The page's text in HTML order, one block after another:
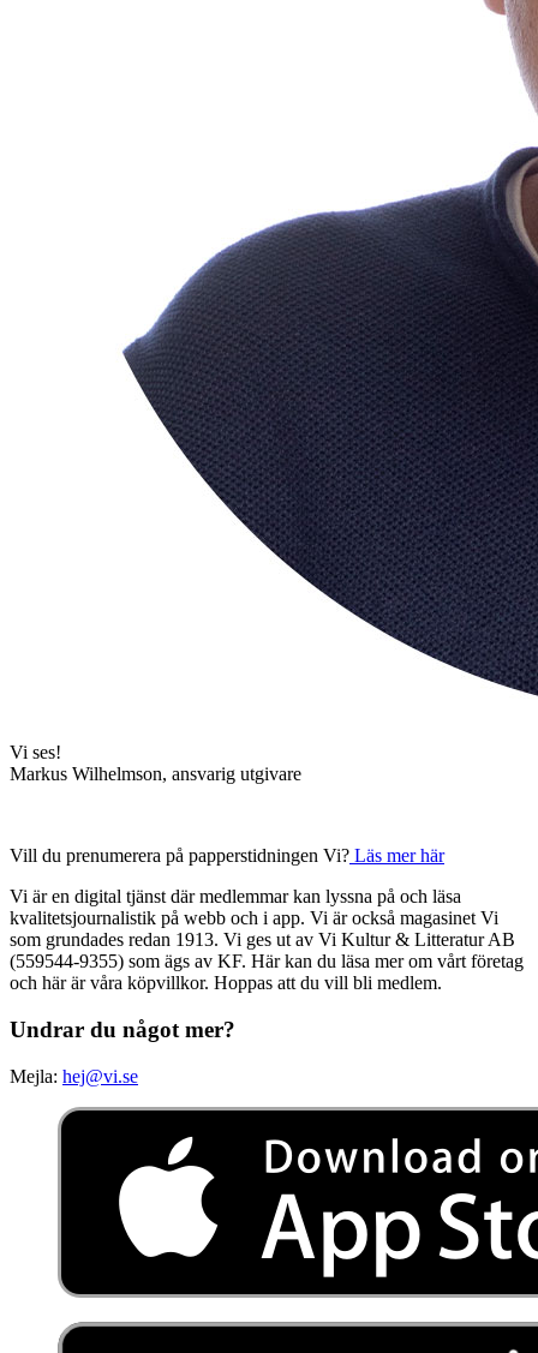
Vi ses!
Markus Wilhelmson, ansvarig utgivare
Vill du prenumerera på papperstidningen Vi? Läs mer här
Vi är en digital tjänst där medlemmar kan lyssna på och läsa
kvalitetsjournalistik på webb och i app. Vi är också magasinet Vi
som grundades redan 1913. Vi ges ut av Vi Kultur & Litteratur AB
(559544-9355) som ägs av KF. Här kan du läsa mer om vårt företag
och här är våra köpvillkor. Hoppas att du vill bli medlem.
Undrar du något mer?
Mejla: hej@vi.se